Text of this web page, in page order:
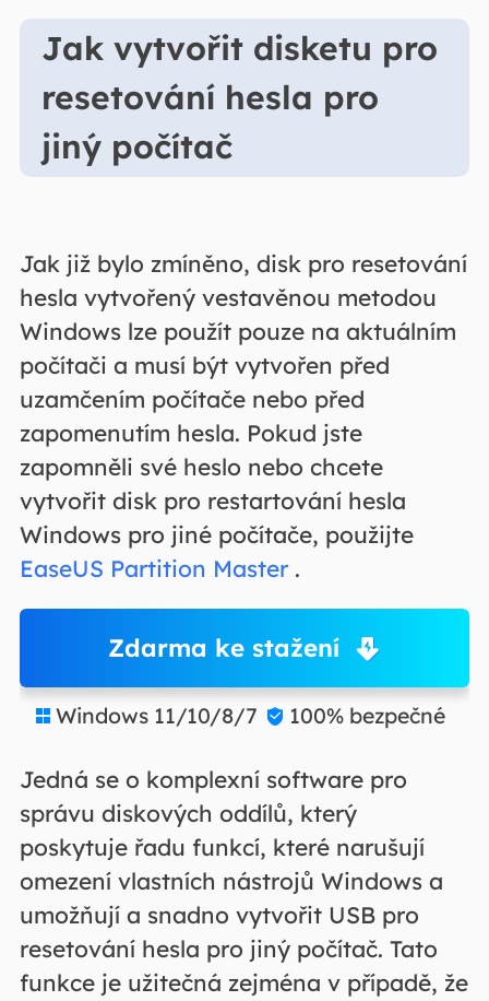
Jak vytvořit disketu pro
resetování hesla pro
jiný počítač
Jak již bylo zmíněno, disk pro resetování
hesla vytvořený vestavěnou metodou
Windows lze použít pouze na aktuálním
počítači a musí být vytvořen před
uzamčením počítače nebo před
zapomenutím hesla. Pokud jste
zapomněli své heslo nebo chcete
vytvořit disk pro restartování hesla
Windows pro jiné počítače, použijte
EaseUS Partition Master.
Zdarma ke stažení
 Windows 11/10/8/7  100% bezpečné
Jedná se o komplexní software pro
správu diskových oddílů, který
poskytuje řadu funkcí, které narušují
omezení vlastních nástrojů Windows a
umožňují a snadno vytvořit USB pro
resetování hesla pro jiný počítač. Tato
funkce je užitečná zejména v případě, že